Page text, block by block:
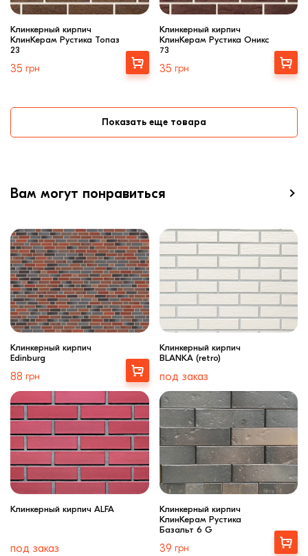
Клинкерный кирпич
КлинКерам Рустика Топаз
23
35 грн
Выбрать
Клинкерный кирпич
КлинКерам Рустика Оникс
73
35 грн
Выбрать
Показать еще товара
Вам могут понравиться
Клинкерный кирпич
Edinburg
88 грн
Купити
Клинкерный кирпич
BLANKA (retro)
под заказ
Клинкерный кирпич ALFA
под заказ
Клинкерный кирпич
КлинКерам Рустика
Базальт 6 G
39 грн
Купити